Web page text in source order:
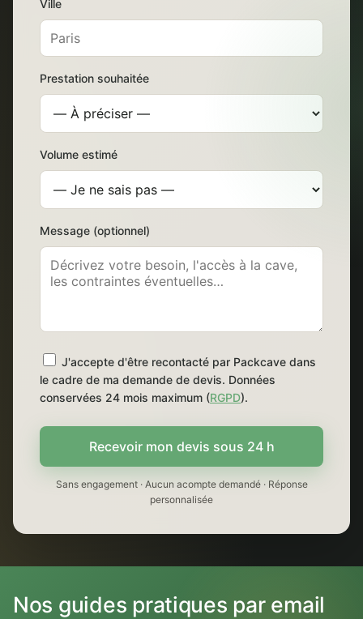
Ville
Prestation souhaitée
Volume estimé
Message (optionnel)
J'accepte d'être recontacté par Packcave dans
le cadre de ma demande de devis. Données
conservées 24 mois maximum (RGPD).
Recevoir mon devis sous 24 h
Sans engagement · Aucun acompte demandé · Réponse
personnalisée
Nos guides pratiques par email